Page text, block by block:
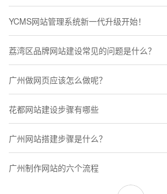
YCMS网站管理系统新一代升级开始！
荔湾区品牌网站建设常见的问题是什么？
广州做网页应该怎么做呢？
花都网站建设步骤有哪些
广州网站搭建步骤是什么？
广州制作网站的六个流程
广东网站制作公司
天心区网页设计做出高端
广州网页设计要点
广州企业网站制作怎么做才能有效果
网站制作公司该如何选择？
广州企业网站制作的步骤
广州企业网站开发流程介绍
广州企业网站开发重点
广州网站开发:怎么开发公司网站呢？
承接北京君和信达科技有限公司网站开发
承接揭阳市顺成发微电机有限公司网站开发
广州做网站公司该怎么做？
广州企业做网站三种方法简单又实用
广州做网站公司设计风格定位
广州做网站公司的技巧和注意事项
广州建网站的公司开发机构费用解析
广州做网站的6大网页“装修”思路
企业网站设计的五个技巧
网站设计思路是什么？
株洲红亚电热设备有限公司选择英铭网站设计
承接广州展联展览服务有限公司网站设计
中标中科院广州化学有限公司网站设计
承接湖南润佳国际贸易有限公司网站设计
广东建站
广东省企业建站
广东企业建站
广东专业建站
广州公司建站应该注意哪些细节
广州建网站联系电话哪个公司好？
广东网站建设服务
广东网站开发公司
广东品牌网站建设
广东专业网站建设
广东网站设计公司
广东网站公司
天河区建网站联系电话
天河区官网搭建公司的成本解析
天河区公司建站解决方案
天河区网站制作企业哪家好？
天河区制作网站的开发流程
天河区咨询企业建站一些要点
黄埔区公司网站设计的五步流程
黄埔区网站设计
黄埔区公司网站设计如何做好？
黄埔区公司网站设计
黄埔区官网搭建公司哪家好？
黄埔区官网搭建公司